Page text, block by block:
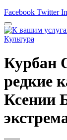
Facebook Twitter
Культура
Курбан
редкие
Ксении